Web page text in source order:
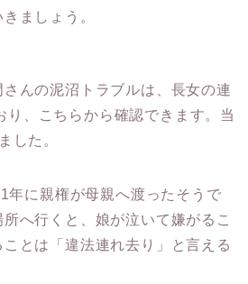
ましょう。
んの泥沼トラブルは、長女の連
り、こちらから確認できます。当
した。
年に親権が母親へ渡ったそうで
へ行くと、娘が泣いて嫌がるこ
とは「違法連れ去り」と言える